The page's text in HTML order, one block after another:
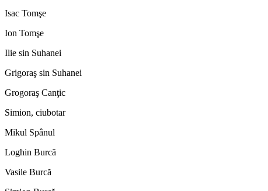
Isac Tomşe
Ion Tomşe
Ilie sin Suhanei
Grigoraş sin Suhanei
Grogoraş Canţic
Simion, ciubotar
Mikul Spânul
Loghin Burcă
Vasile Burcă